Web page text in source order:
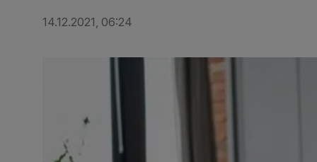
14.12.2021, 06:24